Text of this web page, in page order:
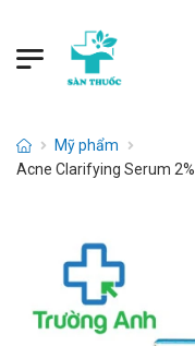
Mỹ phẩm
Acne Clarifying Serum